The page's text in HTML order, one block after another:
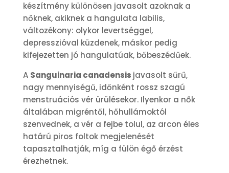
készítmény különösen javasolt azoknak a
nőknek, akiknek a hangulata labilis,
változékony: olykor levertséggel,
depresszióval küzdenek, máskor pedig
kifejezetten jó hangulatúak, bőbeszédűek.
A Sanguinaria canadensis javasolt sűrű,
nagy mennyiségű, időnként rossz szagú
menstruációs vér ürülésekor. Ilyenkor a nők
általában migréntől, hőhullámoktól
szenvednek, a vér a fejbe tolul, az arcon éles
határú piros foltok megjelenését
tapasztalhatják, míg a fülön égő érzést
érezhetnek.